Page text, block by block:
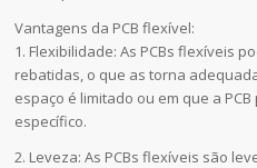
Vantagens da PCB flexível:
1. Flexibilidade: As PCBs flexíveis
rebatidas, o que as torna
espaço é limitado ou em que a
específico.
2. Leveza: As PCBs flexíveis são